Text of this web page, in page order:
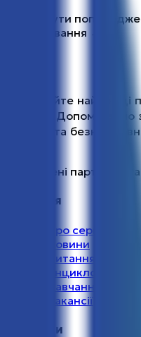
Розгорнути
кредитування →
Порівнюйте найкращі
України. Допомагаємо
швидко та
Перевірені партнери
Навігація
Про сервіс
Новини
Питання та
Енциклопедія
Навчання
Вакансії
Контакти